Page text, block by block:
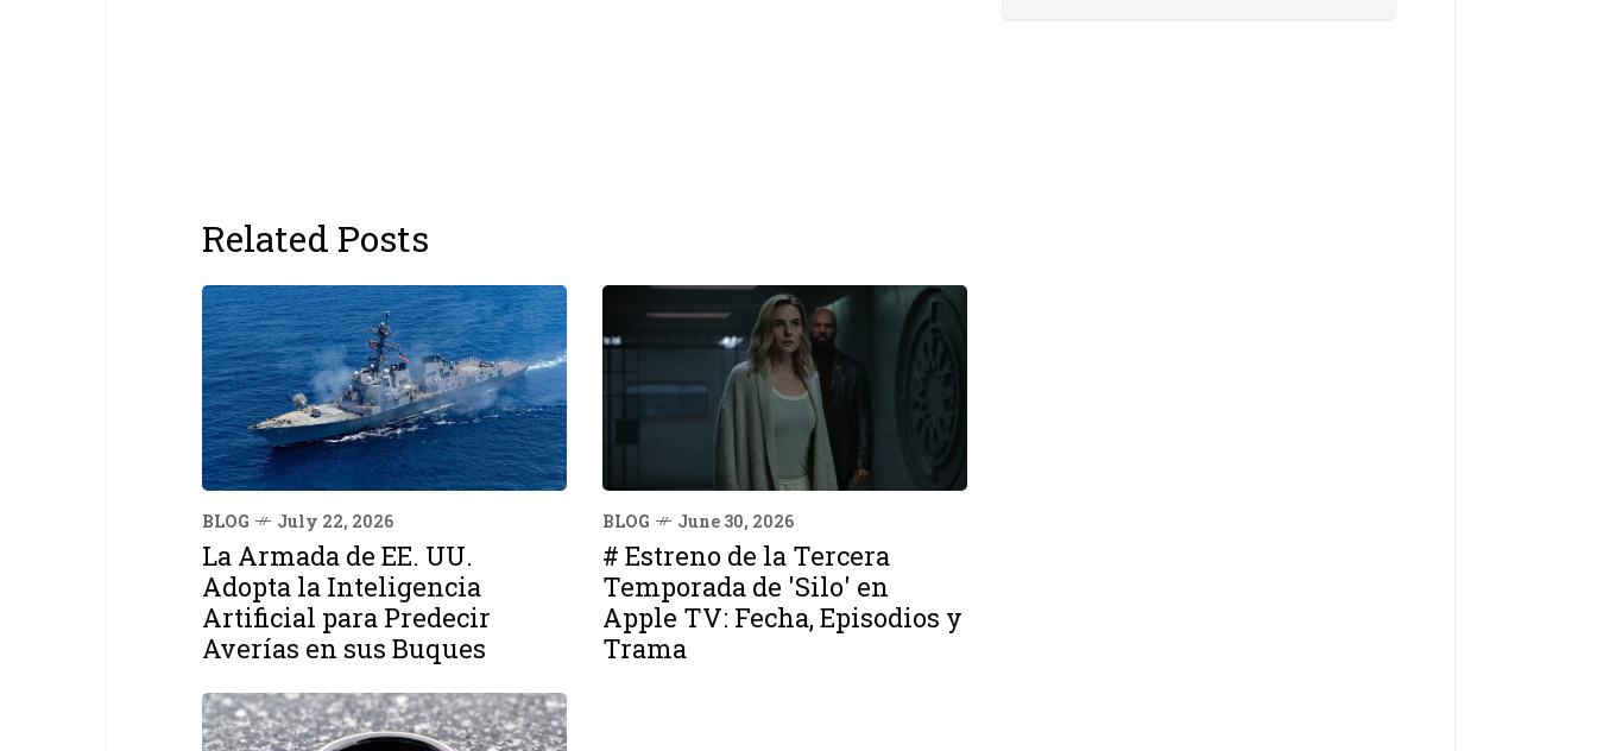
Related Posts
BLOG July 22, 2026
La Armada de EE. UU.
Adopta la Inteligencia
Artificial para Predecir
Averías en sus Buques
BLOG June 30, 2026
# Estreno de la Tercera
Temporada de 'Silo' en
Apple TV: Fecha, Episodios y
Trama